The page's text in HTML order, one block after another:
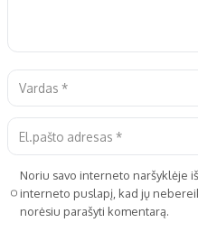
Noriu savo interneto naršyklėje
interneto puslapį, kad jų
norėsiu parašyti komentarą.